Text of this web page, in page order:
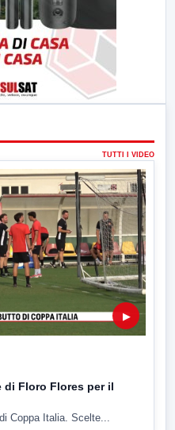
TUTTI I VIDEO
▶
di Floro Flores per il
Coppa Italia. Scelte...